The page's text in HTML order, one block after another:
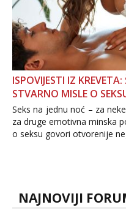
ISPOVIJESTI IZ
STVARNO MISLE O
Seks na jednu noć – za
za druge emotivna minska
o seksu govori otvorenije
dalje izaziva burne
NAJNOVIJI